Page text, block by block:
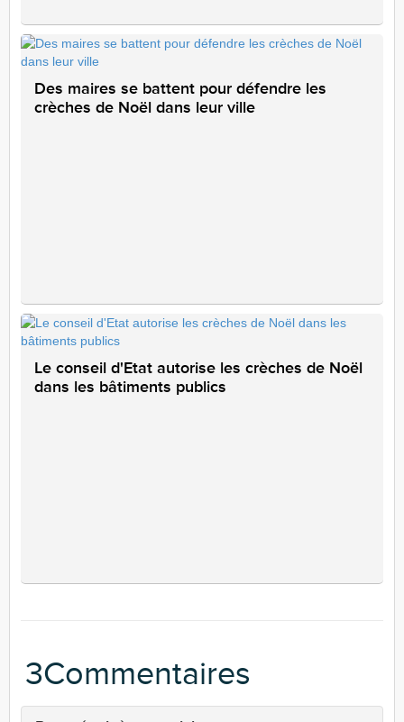
Des maires se battent pour défendre les
crèches de Noël dans leur ville
Le conseil d'Etat autorise les crèches de Noël
dans les bâtiments publics
3Commentaires